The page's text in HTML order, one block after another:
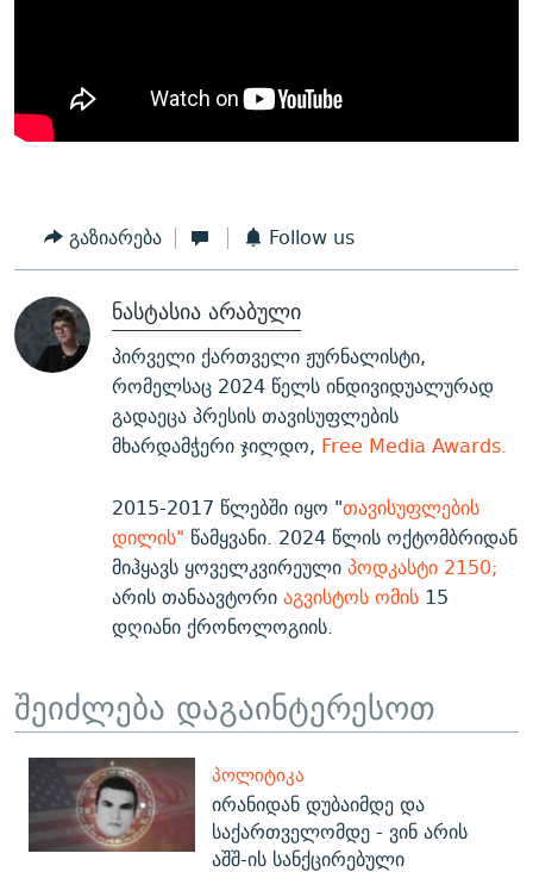
გაზიარება Follow us
ნასტასია არაბული
პირველი ქართველი ჟურნალისტი,
რომელსაც 2024 წელს ინდივიდუალურად
გადაეცა პრესის თავისუფლების
მხარდამჭერი ჯილდო, Free Media Awards.
2015-2017 წლებში იყო "თავისუფლების
დილის" წამყვანი. 2024 წლის ოქტომბრიდან
მიჰყავს ყოველკვირეულიპოდკასტი 2150;
არის თანაავტორიაგვისტოს ომის 15
დღიანი ქრონოლოგიის.
შეიძლება დაგაინტერესოთ
ᲞᲝᲚᲘᲢᲘᲙᲐ
ირანიდან დუბაიმდე და
საქართველომდე - ვინ არის
აშშ-ის სანქცირებული